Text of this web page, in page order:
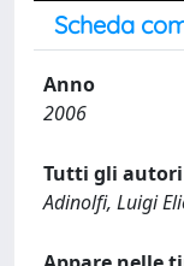
Scheda
Anno
2006
Tutti gli autori
Adinolfi, Luigi